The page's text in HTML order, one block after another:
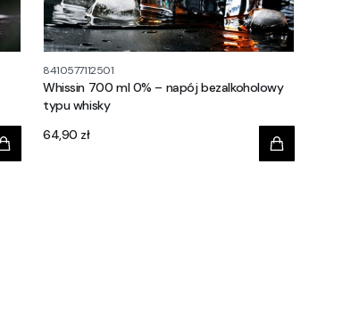
8410577112501
Whissin 700 ml 0% – napój bezalkoholowy
typu whisky
Cena
64,90 zł